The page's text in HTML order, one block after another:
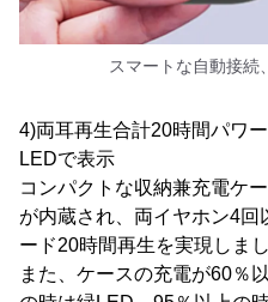
スマートな自動接続
4)両耳再生合計20時間パワ
LEDで表示
コンパクトな収納兼充電ケ
が内蔵され、両イヤホン4
ード20時間再生を実現しまし
また、ケースの充電が60％